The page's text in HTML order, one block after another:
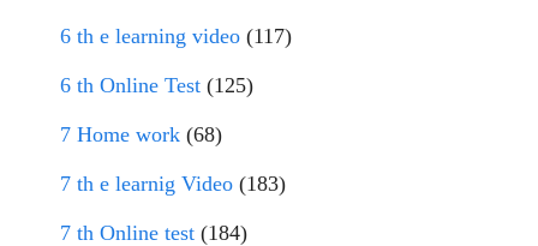
6 th e learning video (117)
6 th Online Test (125)
7 Home work (68)
7 th e learnig Video (183)
7 th Online test (184)